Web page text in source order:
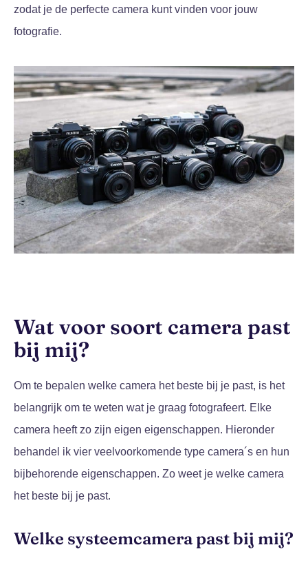
zodat je de perfecte camera kunt vinden voor jouw
fotografie.
Wat voor soort camera past
bij mij?
Om te bepalen welke camera het beste bij je past, is het
belangrijk om te weten wat je graag fotografeert. Elke
camera heeft zo zijn eigen eigenschappen. Hieronder
behandel ik vier veelvoorkomende type camera´s en hun
bijbehorende eigenschappen. Zo weet je welke camera
het beste bij je past.
Welke systeemcamera past bij mij?